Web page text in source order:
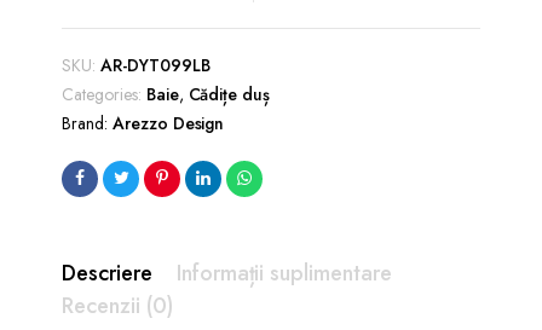
Marmură
Turnată
90x90x2,5
cm
Negru
Sifon
Inclus
SKU: AR-DYT099LB
Categories: Baie, Cădițe duș
Brand: Arezzo Design
Descriere
Informații suplimentare
Recenzii (0)